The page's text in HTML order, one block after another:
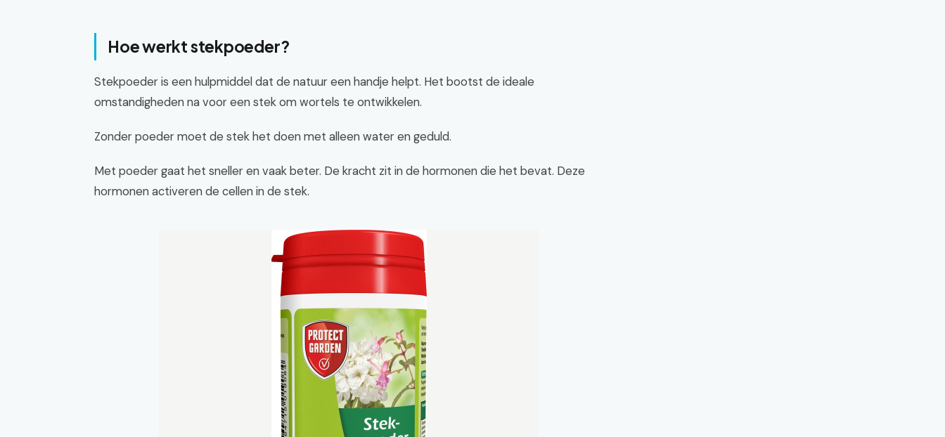
Hoe werkt stekpoeder?
Stekpoeder is een hulpmiddel dat de natuur een handje helpt. Het bootst de ideale
omstandigheden na voor een stek om wortels te ontwikkelen.
Zonder poeder moet de stek het doen met alleen water en geduld.
Met poeder gaat het sneller en vaak beter. De kracht zit in de hormonen die het bevat. Deze
hormonen activeren de cellen in de stek.